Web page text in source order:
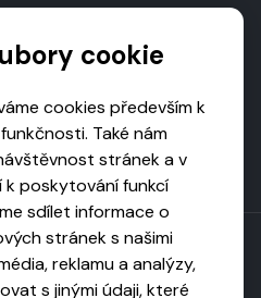
cookie
cookies především k
Také nám
stránek a v
k poskytování funkcí
sdílet informace o
stránek s našimi
reklamu a analýzy,
s jinými údaji, které